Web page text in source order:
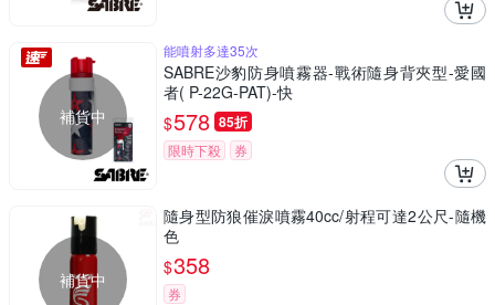
補貨中
能噴射多達35次
SABRE沙豹防身噴霧器-戰術隨身背夾型-愛國
者( P-22G-PAT)-快
$578 85折
限時下殺 券
補貨中
隨身型防狼催淚噴霧40cc/射程可達2公尺-隨機
色
$358
券